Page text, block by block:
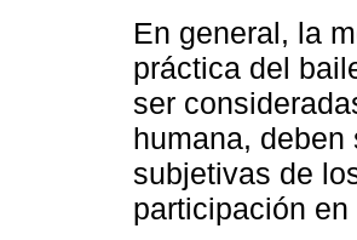
En general, la
práctica del
ser
humana,
subjetivas de
participación